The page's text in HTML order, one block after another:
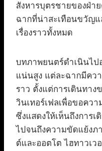
สังหารบุตรชายของฝ่า
ฉากที่น่าสะเทือนขวัญแ
เรื่องราวทั้งหมด
บทภาพยนตร์ดำเนินไป
แน่นสูง แต่ละฉากมีคว
ราว ตั้งแต่การเดินทาง
วินเทอร์เฟลเพื่อขอคว
ซึ่งแสดงให้เห็นถึงการเ
ไปจนถึงความขัดแย้งภ
ต์และออตโต ไฮทาวเว